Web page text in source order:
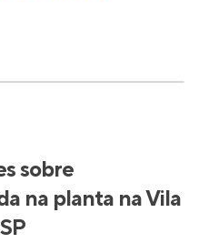
sobre
na planta na Vila